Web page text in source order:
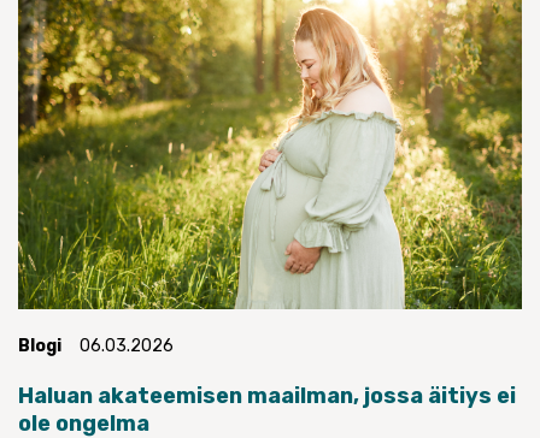
Blogi 06.03.2026
Haluan akateemisen maailman, jossa äitiys ei
ole ongelma